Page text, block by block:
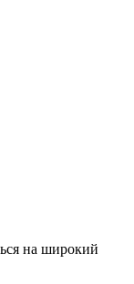
на широкий